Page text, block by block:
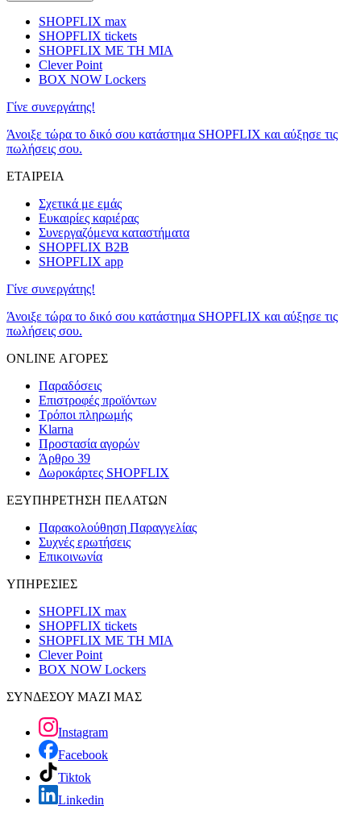
SHOPFLIX max
SHOPFLIX tickets
SHOPFLIX ΜΕ ΤΗ ΜΙΑ
Clever Point
BOX NOW Lockers
Γίνε συνεργάτης!
Άνοιξε τώρα το δικό σου κατάστημα SHOPFLIX και αύξησε τις
πωλήσεις σου.
ΕΤΑΙΡΕΙΑ
Σχετικά με εμάς
Ευκαιρίες καριέρας
Συνεργαζόμενα καταστήματα
SHOPFLIX B2B
SHOPFLIX app
Γίνε συνεργάτης!
Άνοιξε τώρα το δικό σου κατάστημα SHOPFLIX και αύξησε τις
πωλήσεις σου.
ONLINE ΑΓΟΡΕΣ
Παραδόσεις
Επιστροφές προϊόντων
Τρόποι πληρωμής
Klarna
Προστασία αγορών
Άρθρο 39
Δωροκάρτες SHOPFLIX
ΕΞΥΠΗΡΕΤΗΣΗ ΠΕΛΑΤΩΝ
Παρακολούθηση Παραγγελίας
Συχνές ερωτήσεις
Επικοινωνία
ΥΠΗΡΕΣΙΕΣ
SHOPFLIX max
SHOPFLIX tickets
SHOPFLIX ΜΕ ΤΗ ΜΙΑ
Clever Point
BOX NOW Lockers
ΣΥΝΔΕΣΟΥ ΜΑΖΙ ΜΑΣ
Instagram
Facebook
Tiktok
Linkedin